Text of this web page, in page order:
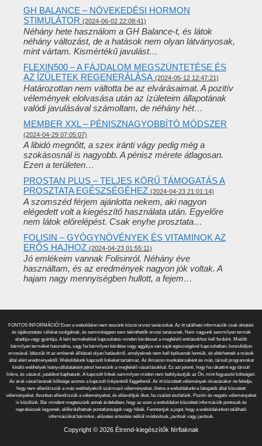
GH BALANCE – NÖVEKEDÉSI HORMON
STIMULÁTOR (2024-06-02 22:08:41)
Néhány hete használom a GH Balance-t, és látok
néhány változást, de a hatások nem olyan látványosak,
mint vártam. Kismértékű javulást…
FLEXIN500 – A FÁJDALOM MEGSZÜNTETÉSE ÉS
AZ ÍZÜLETEK REGENERÁLÁSA (2024-05-12 12:47:21)
Határozottan nem váltotta be az elvárásaimat. A pozitív
vélemények elolvasása után az ízületeim állapotának
valódi javulásával számoltam, de néhány hét…
MEMBER XXL – PÉNISZNAGYOBBÍTÓ MÓDSZER
(2024-04-29 07:05:07)
A libidó megnőtt, a szex iránti vágy pedig még a
szokásosnál is nagyobb. A pénisz mérete átlagosan.
Ezen a területen…
PROSTAN PLUS – TELJES KÖRŰ TÁMOGATÁS A
PROSZTATA EGÉSZSÉGÉHEZ (2024-04-23 21:01:14)
A szomszéd férjem ajánlotta nekem, aki nagyon
elégedett volt a kiegészítő használata után. Egyelőre
nem látok előrelépést. Csak enyhe prosztata…
FOLISIN – GYÓGYNÖVÉNYEK ÉS VITAMINOK AZ
ERŐS HAJHOZ (2024-04-23 01:55:11)
Jó emlékeim vannak Folisinról. Néhány éve
használtam, és az eredmények nagyon jók voltak. A
hajam nagy mennyiségben hullott, a fejem…
FONTOS INFORMÁCIÓ! Ezen a weboldalon nem teszünk közzé orvosi tanácsokat. Az itt található információk csak oktatási
és tájékoztatási célokat szolgálnak, és semmiképpen sem tekinthetők orvosi tanácsnak. Nem vagyunk semmilyen termék
eladója vagy gyártója. A leírt termékekkel kapcsolatos minden kérdéssel a megfelelő entitásokhoz kell fordulni. Mielőtt
bármilyen terméket használna, vagy ha bármilyen kérdése vagy aggálya van saját egészségével kapcsolatban, konzultáljon
orvosával. Idézzük itt az emberek állításait olyan hatásokról, amelyeknek nem kell tipikusnak lenniük, és eltérhetnek a mások
által elért eredményektől. Weboldalunk kapcsolt linkeket tartalmaz. Az Amazon munkatársaként és más, társult programokat
kínáló webhelyek leányvállalataként pénzt keresünk a megfelelő vásárlásokkal. Ez azt jelenti, hogy ha rákattint egy társult
linkre, és vásárol, jutalékot kaphatunk. A kapcsolt linkek semmilyen módon nem befolyásolják az Ön, mint fogyasztó költségeit.
Az áruk vásárlásának költsége azonos a kapcsolt linkjeinktől függetlenül. Az itt közzétett vélemények olvasásakor ne feledje,
hogy nem ellenőrizzük a más webhelyekről származó véleményeket, illetve a weboldalunkra látogatók által közzétett
véleményeket. Azonban ellenőrizzük a véleményeket, és eltávolítjuk őket, ha csalást észlelünk. Pozitív és negatív véleményeket
is közölünk. Bár mindent megteszünk annak érdekében, hogy az ezen a weboldalon közzétett információk pontosak és
naprakészek legyenek, előfordulhatnak pontatlanságok vagy hibák. Fenntartjuk a jogot, hogy a weboldalunkon található
információkat bármikor, előzetes értesítés nélkül módosítsuk, javítsuk vagy javítsuk.
Copyright © 2026 Étrend-kiegészítők férfiaknak